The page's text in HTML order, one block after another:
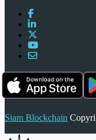
Siam Blockchain